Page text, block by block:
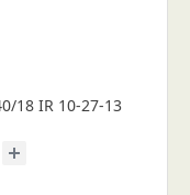
18 IR 10-27-13